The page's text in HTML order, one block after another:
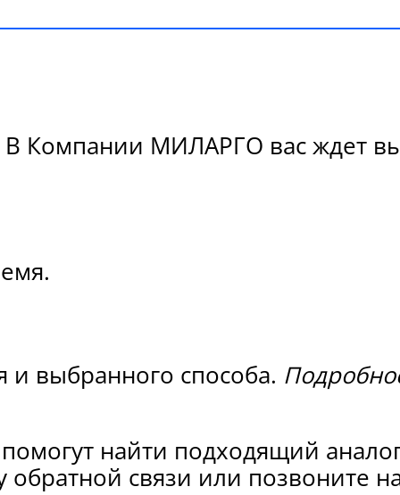
Компании МИЛАРГО вас ждет
и выбранного способа.
найти подходящий
обратной связи или